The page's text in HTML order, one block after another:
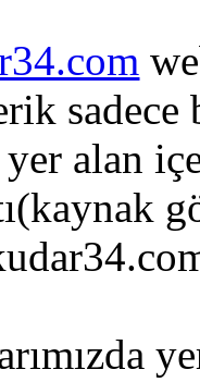
sadece
yer alan